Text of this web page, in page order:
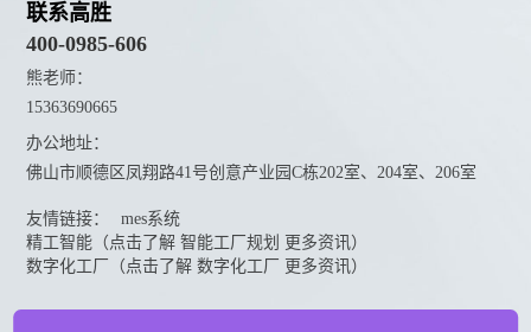
联系高胜
400-0985-606
熊老师：
15363690665
办公地址：
佛山市顺德区凤翔路41号创意产业园C栋202室、204室、206室
友情链接：
mes系统
精工智能（点击了解 智能工厂规划 更多资讯）
数字化工厂（点击了解 数字化工厂 更多资讯）